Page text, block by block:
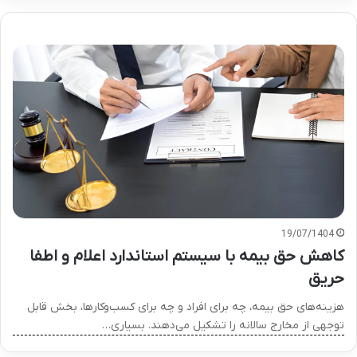
19/07/1404
کاهش حق بیمه با سیستم استاندارد اعلام و اطفا
حریق
هزینه‌های حق بیمه، چه برای افراد و چه برای کسب‌وکارها، بخش قابل
توجهی از مخارج سالانه را تشکیل می‌دهند. بسیاری…